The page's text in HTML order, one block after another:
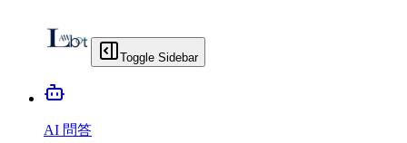
Toggle Sidebar
AI 問答